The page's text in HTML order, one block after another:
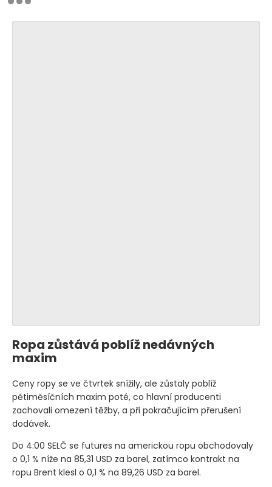
Ropa zůstává poblíž nedávných
maxim
Ceny ropy se ve čtvrtek snížily, ale zůstaly poblíž
pětiměsíčních maxim poté, co hlavní producenti
zachovali omezení těžby, a při pokračujícím přerušení
dodávek.
Do 4:00 SELČ se futures na americkou ropu obchodovaly
o 0,1 % níže na 85,31 USD za barel, zatímco kontrakt na
ropu Brent klesl o 0,1 % na 89,26 USD za barel.